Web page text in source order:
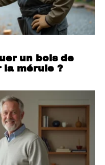
un bois de
la mérule ?